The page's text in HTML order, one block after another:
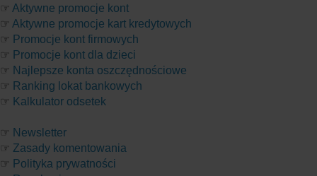
☞ Aktywne promocje kont
☞ Aktywne promocje kart kredytowych
☞ Promocje kont firmowych
☞ Promocje kont dla dzieci
☞ Najlepsze konta oszczędnościowe
☞ Ranking lokat bankowych
☞ Kalkulator odsetek
☞ Newsletter
☞ Zasady komentowania
☞ Polityka prywatności